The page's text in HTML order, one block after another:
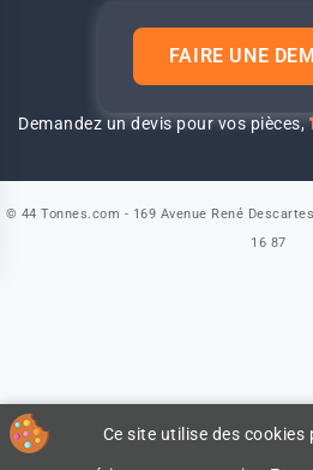
FAIRE UNE
Demandez un devis pour vos pièces,
Ce site utilise des
© 44 Tonnes.com - 169 Avenue René
16 87